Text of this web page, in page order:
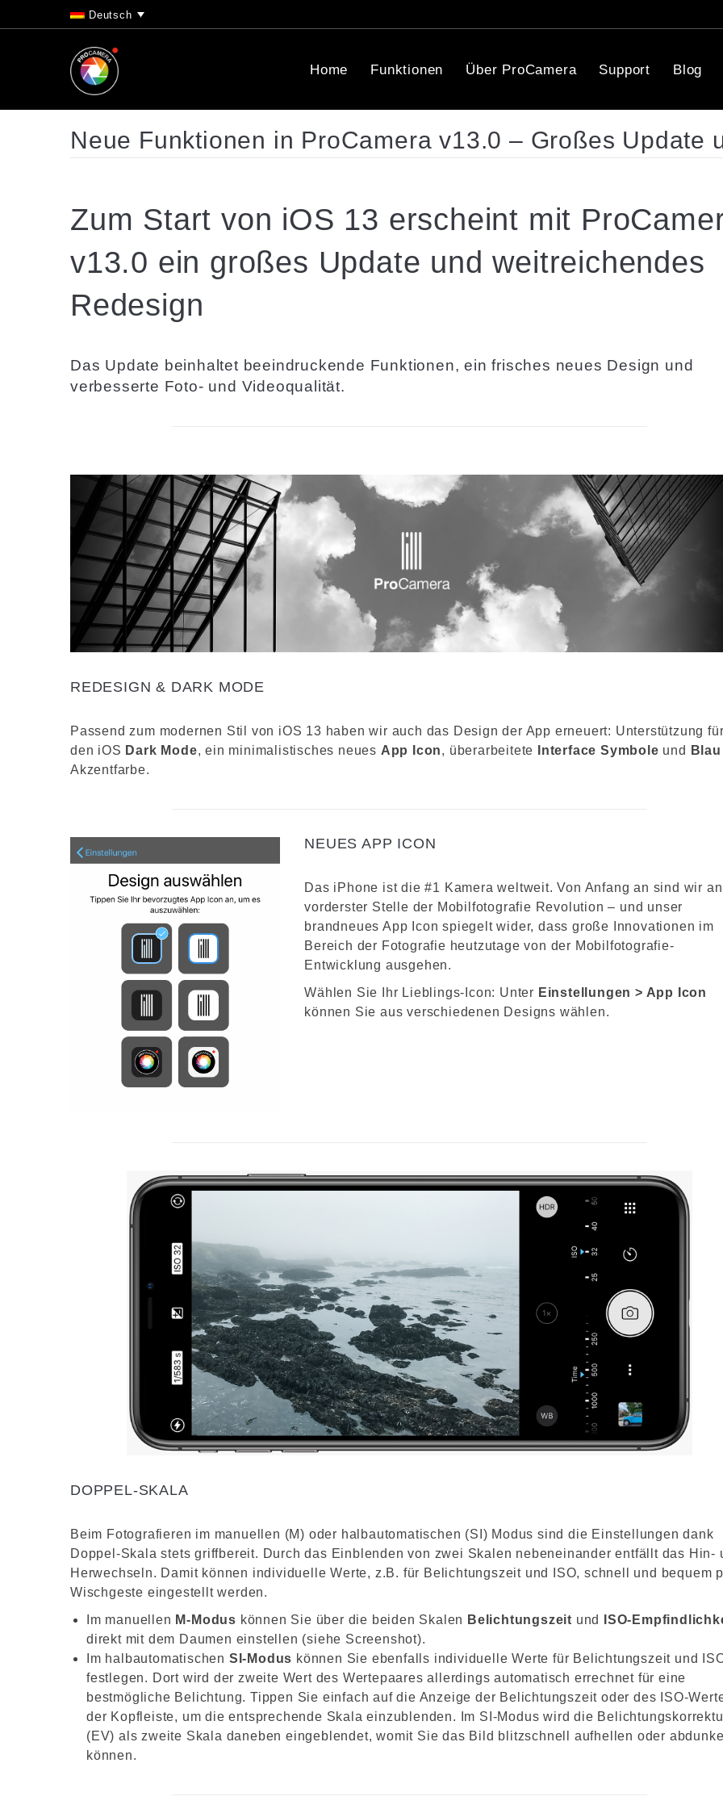
Deutsch
Home Funktionen Über ProCamera Support Blog
Neue Funktionen in ProCamera v13.0 – Großes Update
Zum Start von iOS 13 erscheint mit
v13.0 ein großes Update und weitreichendes
Redesign
Das Update beinhaltet beeindruckende Funktionen, ein frisches neues Design und
verbesserte Foto- und Videoqualität.
REDESIGN & DARK MODE
Passend zum modernen Stil von iOS 13 haben wir auch das Design der App erneuert: Unterstützung für
den iOS Dark Mode, ein minimalistisches neues App Icon, überarbeitete Interface Symbole und Blau
Akzentfarbe.
NEUES APP ICON
Das iPhone ist die #1 Kamera weltweit. Von Anfang an sind wir an
vorderster Stelle der Mobilfotografie Revolution – und unser
brandneues App Icon spiegelt wider, dass große Innovationen im
Bereich der Fotografie heutzutage von der Mobilfotografie-
Entwicklung ausgehen.
Wählen Sie Ihr Lieblings-Icon: Unter Einstellungen > App Icon
können Sie aus verschiedenen Designs wählen.
DOPPEL-SKALA
Beim Fotografieren im manuellen (M) oder halbautomatischen (SI) Modus sind die Einstellungen dank
Doppel-Skala stets griffbereit. Durch das Einblenden von zwei Skalen nebeneinander entfällt das Hin-
Herwechseln. Damit können individuelle Werte, z.B. für Belichtungszeit und ISO, schnell und bequem
Wischgeste eingestellt werden.
Im manuellen M-Modus können Sie über die beiden Skalen Belichtungszeit und
ISO-
direkt mit dem Daumen einstellen (siehe Screenshot).
Im halbautomatischen SI-Modus können Sie ebenfalls individuelle Werte für Belichtungszeit und
festlegen. Dort wird der zweite Wert des Wertepaares allerdings automatisch errechnet für eine
bestmögliche Belichtung. Tippen Sie einfach auf die Anzeige der Belichtungszeit oder des ISO-
der Kopfleiste, um die entsprechende Skala einzublenden. Im SI-Modus wird die
(EV) als zweite Skala daneben eingeblendet, womit Sie das Bild blitzschnell aufhellen oder
können.